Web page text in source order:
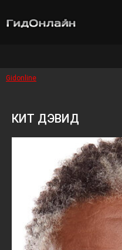
Gidonline
КИТ ДЭВИД